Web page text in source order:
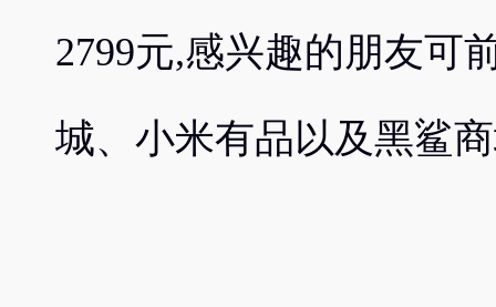
2799元,感兴趣的朋友可
城、小米有品以及黑鲨